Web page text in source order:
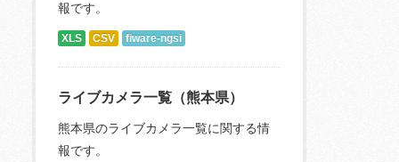
報です。
XLS CSV fiware-ngsi
ライブカメラ一覧（熊本県）
熊本県のライブカメラ一覧に関する情
報です。